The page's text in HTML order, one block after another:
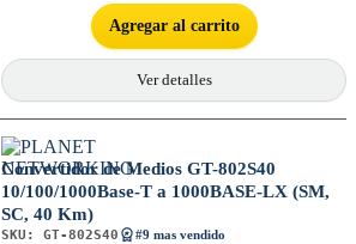
Agregar al carrito
Ver detalles
Convertidor de Medios GT-802S40
10/100/1000Base-T a 1000BASE-LX (SM,
SC, 40 Km)
SKU: GT-802S40 #9 mas vendido